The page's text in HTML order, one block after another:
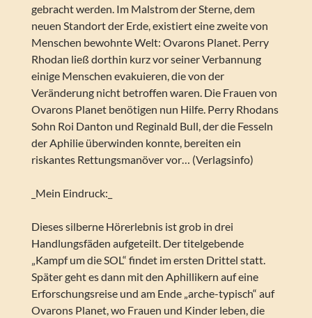
gebracht werden. Im Malstrom der Sterne, dem
neuen Standort der Erde, existiert eine zweite von
Menschen bewohnte Welt: Ovarons Planet. Perry
Rhodan ließ dorthin kurz vor seiner Verbannung
einige Menschen evakuieren, die von der
Veränderung nicht betroffen waren. Die Frauen von
Ovarons Planet benötigen nun Hilfe. Perry Rhodans
Sohn Roi Danton und Reginald Bull, der die Fesseln
der Aphilie überwinden konnte, bereiten ein
riskantes Rettungsmanöver vor… (Verlagsinfo)
_Mein Eindruck:_
Dieses silberne Hörerlebnis ist grob in drei
Handlungsfäden aufgeteilt. Der titelgebende
„Kampf um die SOL“ findet im ersten Drittel statt.
Später geht es dann mit den Aphillikern auf eine
Erforschungsreise und am Ende „arche-typisch“ auf
Ovarons Planet, wo Frauen und Kinder leben, die